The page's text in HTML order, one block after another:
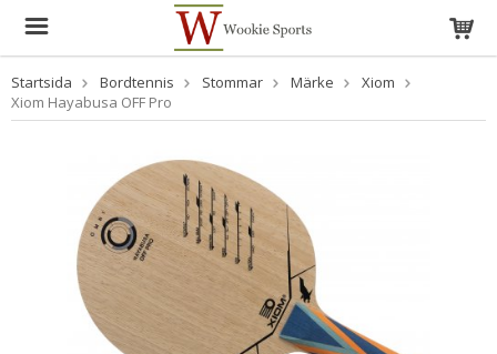
Startsida Bordtennis Stommar Märke
Xiom
Xiom Hayabusa OFF Pro